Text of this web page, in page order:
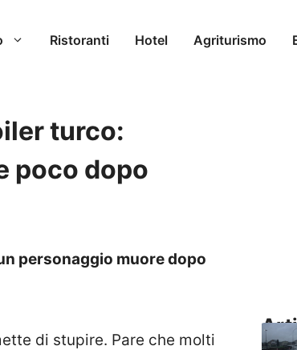
Ristoranti Hotel Agriturismo
turco:
poco dopo
personaggio muore dopo
di stupire. Pare che molti